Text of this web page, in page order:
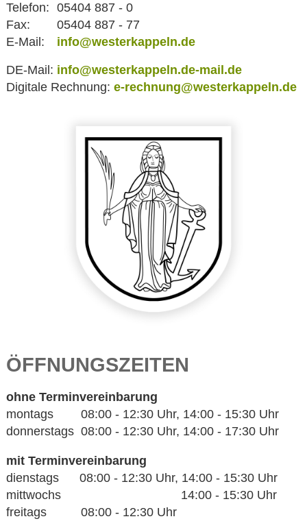
Telefon: 05404 887 - 0
Fax:
05404 887 - 77
E-Mail:
info@westerkappeln.de
DE-Mail: info@westerkappeln.de-mail.de
Digitale Rechnung: e-rechnung@westerkappeln.de
ÖFFNUNGSZEITEN
ohne Terminvereinbarung
montags 08:00 - 12:30 Uhr, 14:00 - 15:30 Uhr
donnerstags 08:00 - 12:30 Uhr, 14:00 - 17:30 Uhr
mit Terminvereinbarung
dienstags 08:00 - 12:30 Uhr, 14:00 - 15:30 Uhr
mittwochs 14:00 - 15:30 Uhr
freitags 08:00 - 12:30 Uhr